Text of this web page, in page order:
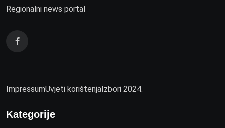
Regionalni news portal
ImpressumUvjeti korištenjaIzbori 2024.
Kategorije